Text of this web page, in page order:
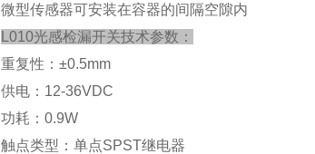
微型传感器可安装在容器的间隔空隙内
L010光感检漏开关技术参数：
重复性：±0.5mm
供电： 12-36VDC
功耗： 0.9W
触点类型：单点SPST继电器